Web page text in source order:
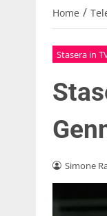
Home /
Stasera in
Simone